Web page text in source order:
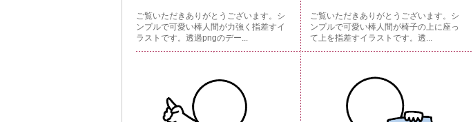
ご覧いただきありがとうございます。シ
ンプルで可愛い棒人間が力強く指差すイ
ラストです。透過pngのデー...
ご覧いただきありがとうございます。シ
ンプルで可愛い棒人間が椅子の上に座っ
て上を指差すイラストです。透...